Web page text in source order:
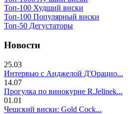
Топ-100 Худший виски
Топ-100 Популярный виски
Топ-50 Дегустаторы
Новости
25.03
Интервью с Анджелой Д'Орацио...
14.07
Прогулка по винокурне R.Jelinek...
01.01
Чешский виски: Gold Cock...